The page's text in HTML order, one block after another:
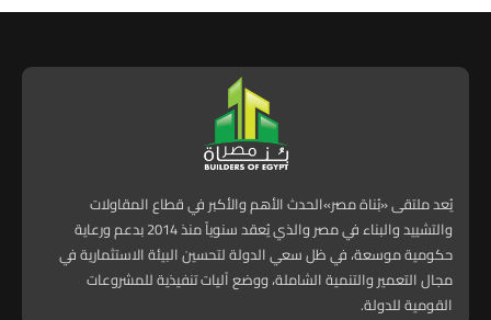
يُعد ملتقى «بُناة مصر»الحدث الأهم والأكبر في قطاع المقاولات
والتشييد والبناء في مصر والذي يُعقد سنوياً منذ 2014 بدعم ورعاية
حكومية موسعة، في ظل سعي الدولة لتحسين البيئة الاستثمارية في
مجال التعمير والتنمية الشاملة، ووضع آليات تنفيذية للمشروعات
القومية للدولة.